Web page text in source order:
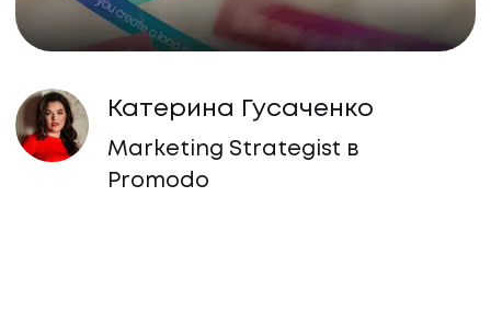
Катерина Гусаченко
Marketing Strategist в
Promodo